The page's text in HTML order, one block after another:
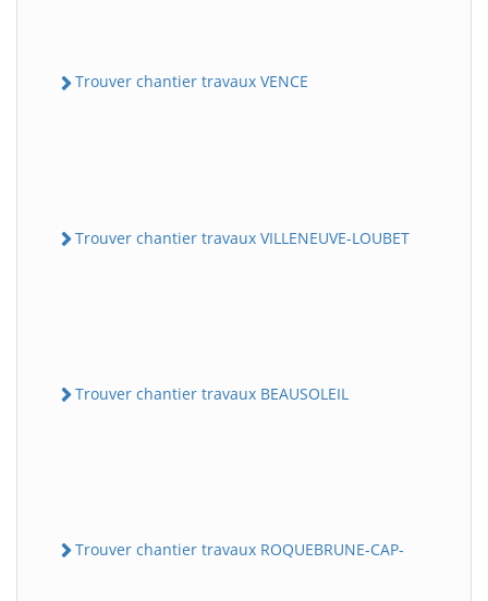
Trouver chantier travaux VENCE
Trouver chantier travaux VILLENEUVE-LOUBET
Trouver chantier travaux BEAUSOLEIL
Trouver chantier travaux ROQUEBRUNE-CAP-